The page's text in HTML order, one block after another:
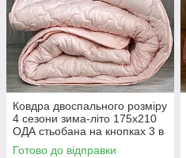
Ковдра двоспального розміру
4 сезони зима-літо 175х210
ОДА стьобана на кнопках 3 в
1, Колір - Ніжно кораловий
Готово до відправки